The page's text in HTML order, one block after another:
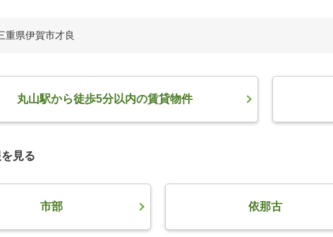
重県伊賀市才良
丸山駅から徒歩5分以内の賃貸物件
見る
市部 依那古